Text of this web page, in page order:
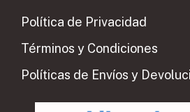
Política de Privacidad
Términos y Condiciones
Políticas de Envíos y